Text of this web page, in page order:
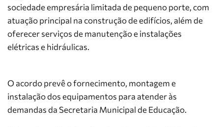
sociedade empresária limitada de pequeno porte, com
atuação principal na construção de edifícios, além de
oferecer serviços de manutenção e instalações
elétricas e hidráulicas.
O acordo prevê o fornecimento, montagem e
instalação dos equipamentos para atender às
demandas da Secretaria Municipal de Educação.